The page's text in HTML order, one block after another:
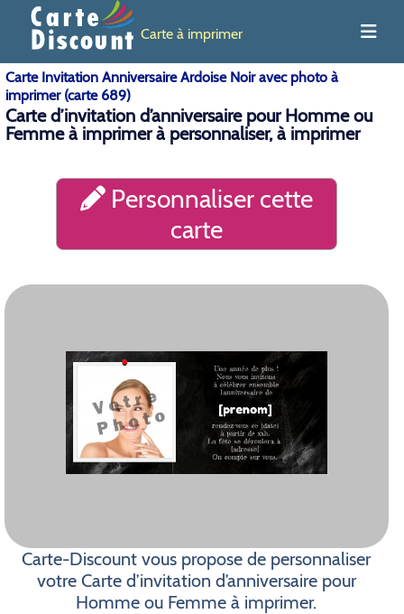
Carte à imprimer
Carte Invitation Anniversaire Ardoise Noir avec photo à
imprimer (carte 689)
Carte d’invitation d’anniversaire pour Homme ou
Femme à imprimer à personnaliser, à imprimer
Personnaliser cette
carte
Carte-Discount vous propose de personnaliser
votre Carte d’invitation d’anniversaire pour
Homme ou Femme à imprimer.